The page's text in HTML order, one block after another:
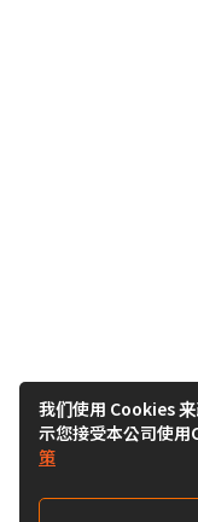
我们使用 Cookies
示您接受本公司使用
策